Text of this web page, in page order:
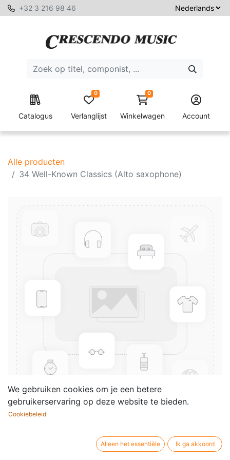
+32 3 216 98 46
Catalogus Verlanglijst
0 0
Winkelwagen Account
Alle producten
34 Well-Known Classics (Alto saxophone)
34 Well-Known Classics (Alto
We gebruiken cookies om je een betere
gebruikerservaring op deze website te bieden.
Cookiebeleid
Alleen het essentiële Ik ga akkoord